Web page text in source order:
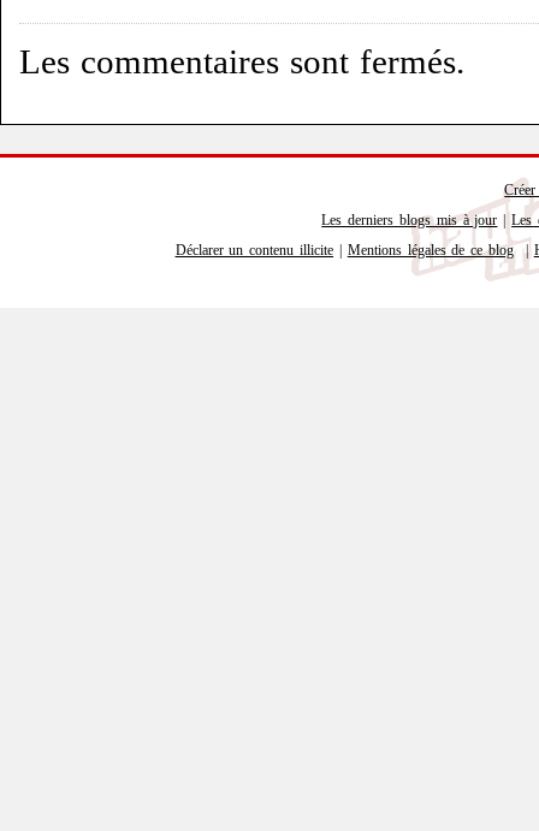
Les commentaires sont fermés.
Les derniers blogs mis à jour |Les
Déclarer un contenu illicite | Mentions légales de ce blog|